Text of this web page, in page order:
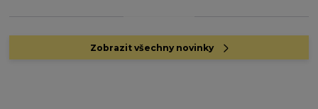
Zobrazit všechny novinky